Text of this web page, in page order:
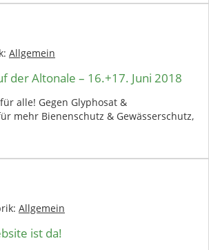
Allgemein
der Altonale – 16.+17. Juni 2018
alle! Gegen Glyphosat &
mehr Bienenschutz & Gewässerschutz,
Allgemein
ist da!